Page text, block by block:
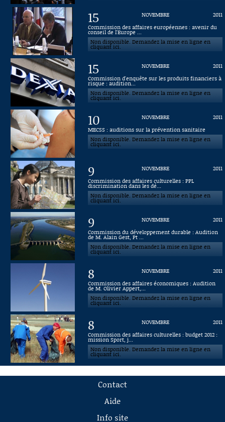
15 NOVEMBRE
2011
Commission des affaires européennes : avenir du
conseil de l'Europe ...
Non disponible. Demandez la mise en ligne en
cliquant ici.
15 NOVEMBRE
2011
Commission d'enquête sur les produits financiers à
risque : audition...
Non disponible. Demandez la mise en ligne en
cliquant ici.
10 NOVEMBRE
2011
MECSS : auditions sur la prévention sanitaire
Non disponible. Demandez la mise en ligne en
cliquant ici.
9 NOVEMBRE
2011
Commission des affaires culturelles : PPL
discrimination dans les dé...
Non disponible. Demandez la mise en ligne en
cliquant ici.
9 NOVEMBRE
2011
Commission du développement durable : Audition
de M. Alain Gest, Pt ...
Non disponible. Demandez la mise en ligne en
cliquant ici.
8 NOVEMBRE
2011
Commission des affaires économiques : Audition
de M. Olivier Appert,...
Non disponible. Demandez la mise en ligne en
cliquant ici.
8 NOVEMBRE
2011
Commission des affaires culturelles : budget 2012 :
mission Sport, j...
Non disponible. Demandez la mise en ligne en
cliquant ici.
Contact
Aide
Info site